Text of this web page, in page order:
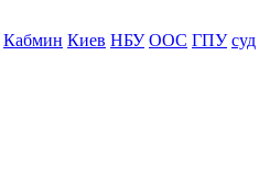
Кабмин Киев НБУ ООС ГПУ суд